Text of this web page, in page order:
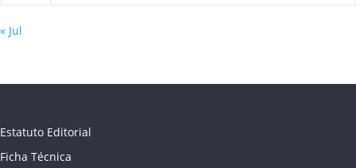
« Jul
Estatuto Editorial
Ficha Técnica